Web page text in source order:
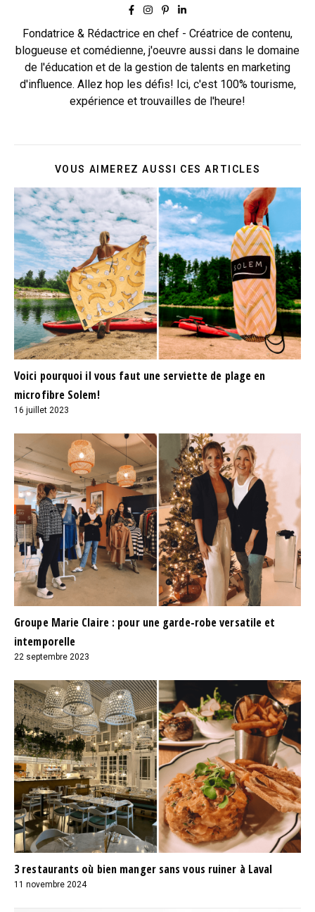
Fondatrice & Rédactrice en chef - Créatrice de contenu,
blogueuse et comédienne, j'oeuvre aussi dans le domaine
de l'éducation et de la gestion de talents en marketing
d'influence. Allez hop les défis! Ici, c'est 100% tourisme,
expérience et trouvailles de l'heure!
VOUS AIMEREZ AUSSI CES ARTICLES
Voici pourquoi il vous faut une serviette de plage en
microfibre Solem!
16 juillet 2023
Groupe Marie Claire : pour une garde-robe versatile et
intemporelle
22 septembre 2023
3 restaurants où bien manger sans vous ruiner à Laval
11 novembre 2024